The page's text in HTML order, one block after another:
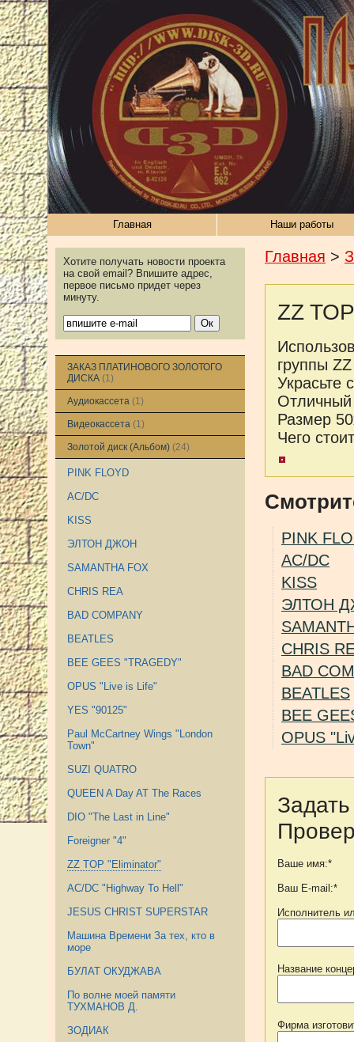
Главная Наши работы
Хотите получать новости проекта
на свой email? Впишите адрес,
первое письмо придет через
минуту.
ЗАКАЗ ПЛАТИНОВОГО ЗОЛОТОГО
ДИСКА (1)
Аудиокассета (1)
Видеокассета (1)
Золотой диск (Альбом) (24)
PINK FLOYD
AC/DC
KISS
ЭЛТОН ДЖОН
SAMANTHA FOX
CHRIS REA
BAD COMPANY
BEATLES
BEE GEES "TRAGEDY"
OPUS "Live is Life"
YES "90125"
Paul McCartney Wings "London
Town"
SUZI QUATRO
QUEEN A Day AT The Races
DIO "The Last in Line"
Foreigner "4"
ZZ TOP "Eliminator"
AC/DC "Highway To Hell"
JESUS CHRIST SUPERSTAR
Машина Времени За тех, кто в
море
БУЛАТ ОКУДЖАВА
По волне моей памяти
ТУХМАНОВ Д.
ЗОДИАК
Главная >
ZZ
группы
Украсьте
Отличный
Размер
Чего
PINK
AC/DC
KISS
ЭЛТОН
CHRIS
BAD
BEATLES
BEE
OPUS
Ваше имя:*
Ваш E-mail:*
Исполнитель
Название
Фирма